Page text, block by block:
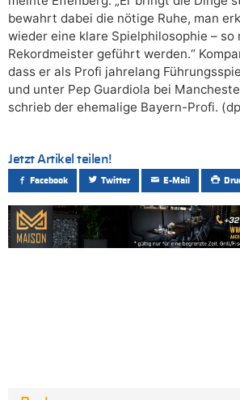
bewahrt dabei die nötige Ruhe, man
wieder eine klare Spielphilosophie – so
Rekordmeister geführt werden.“
dass er als Profi jahrelang
und unter Pep Guardiola bei
schrieb der ehemalige Bayern-Profi.
Jetzt Artikel teilen!
Facebook Twitter E-Mail